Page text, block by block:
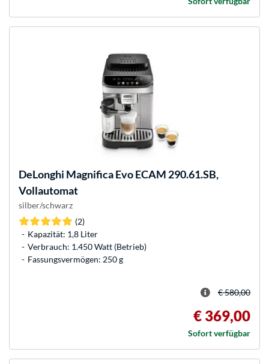
DeLonghi Magnifica Evo ECAM 290.61.SB,
Vollautomat
silber/schwarz
(2)
Kapazität: 1,8 Liter
Verbrauch: 1.450 Watt (Betrieb)
Fassungsvermögen: 250 g
€ 580,00
€ 369,00
Sofort verfügbar